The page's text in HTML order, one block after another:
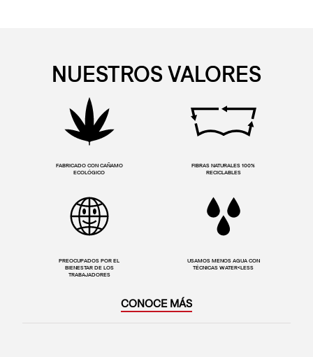
NUESTROS VALORES
FABRICADO CON CAÑAMO
ECOLÓGICO
FIBRAS NATURALES 100%
RECICLABLES
PREOCUPADOS POR EL
BIENESTAR DE LOS
TRABAJADORES
USAMOS MENOS AGUA CON
TÉCNICAS WATER<LESS
CONOCE MÁS